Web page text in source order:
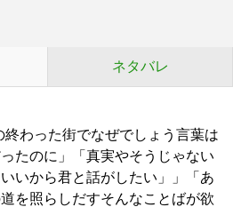
ネタバレ
終わった街でなぜでしょう言葉は
たのに」「真実やそうじゃない
いから君と話がしたい」」「あ
を照らしだすそんなことばが欲